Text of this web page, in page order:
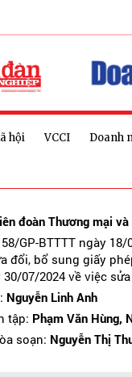
hội VCCI Doanh
đoàn Thương mại
GP-BTTTT ngày
đổi, bổ sung giấy
30/07/2024 về việc
Nguyễn Linh Anh
tập: Phạm Văn Hùng,
soạn: Nguyễn Thị